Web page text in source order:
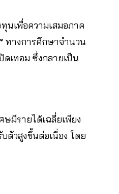
นเพื่อความเสมอภาค
ทางการศึกษาจำนวน
ดเทอม ซึ่งกลายเป็น
มีรายได้เฉลี่ยเพียง
ตัวสูงขึ้นต่อเนื่อง โดย